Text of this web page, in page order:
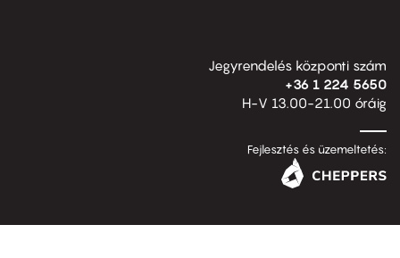
Jegyrendelés központi szám
+36 1 224 5650
H-V 13.00-21.00 óráig
Fejlesztés és üzemeltetés: